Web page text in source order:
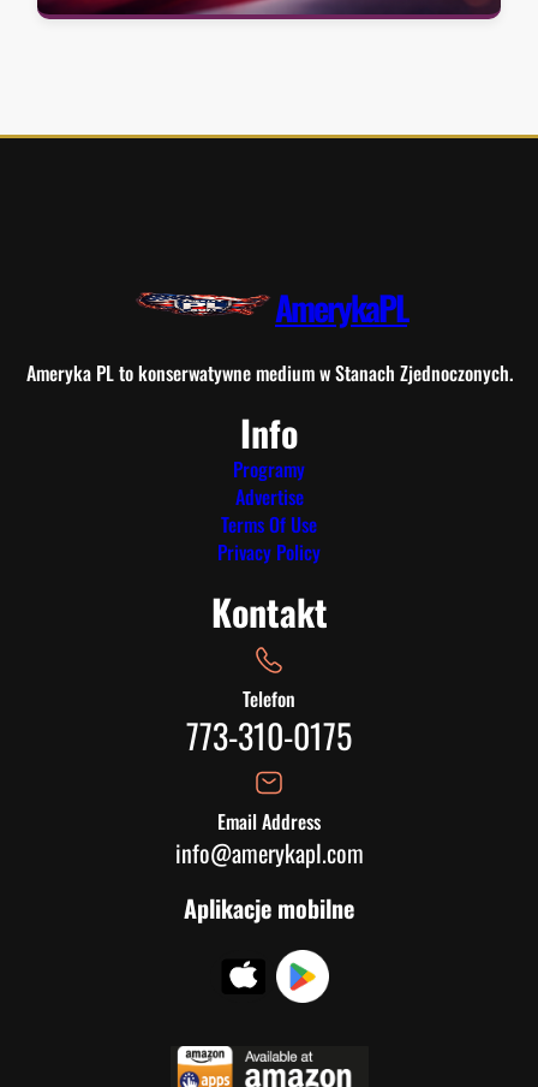
AmerykaPL
Ameryka PL to konserwatywne medium w Stanach Zjednoczonych.
Info
Programy
Advertise
Terms Of Use
Privacy Policy
Kontakt
Telefon
773-310-0175
Email Address
info@amerykapl.com
Aplikacje mobilne